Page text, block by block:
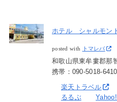
ホテル シャルモン
posted with トマレバ
和歌山県東牟婁
携帯：090-5018-6410
楽天トラベル
るるぶ